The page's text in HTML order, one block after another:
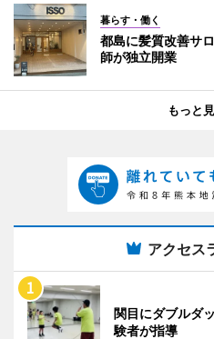
暮らす・働く
都島に髪質改善サ
師が独立開業
もっと
アクセス
関目にダブルダ
験者が指導